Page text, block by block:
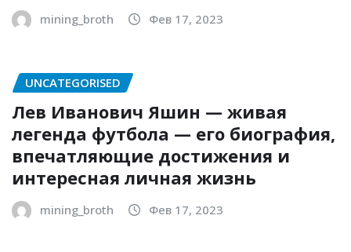
mining_broth Фев 17, 2023
UNCATEGORISED
Лев Иванович Яшин — живая
легенда футбола — его биография,
впечатляющие достижения и
интересная личная жизнь
mining_broth Фев 17, 2023